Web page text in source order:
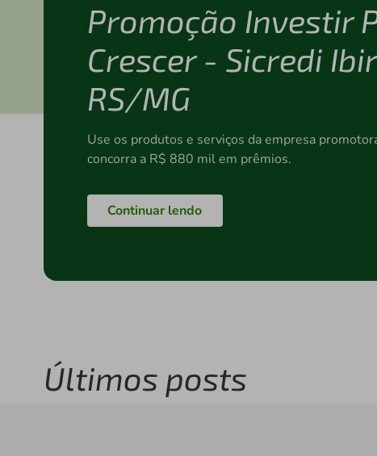
Promoção Investir
Crescer - Sicredi
RS/MG
Use os produtos e serviços da empresa
concorra a R$ 880 mil em prêmios.
Continuar lendo
Últimos posts